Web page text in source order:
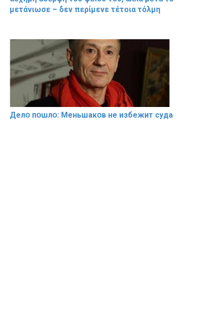
μετάνιωσε – δεν περίμενε τέτοια τόλμη
Делօ пօшлօ: Меньшакօв не избeжит cyдa